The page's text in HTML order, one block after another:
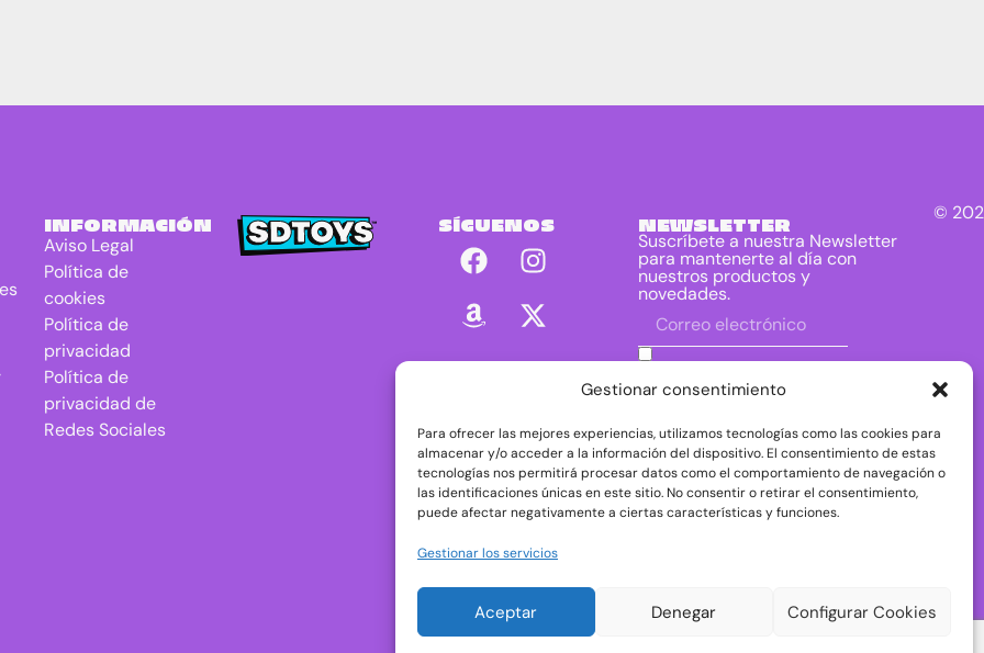
Gestionar consentimiento
Para ofrecer las mejores experiencias, utilizamos tecnologías como las cookies para
almacenar y/o acceder a la información del dispositivo. El consentimiento de estas
tecnologías nos permitirá procesar datos como el comportamiento de navegación o
las identificaciones únicas en este sitio. No consentir o retirar el consentimiento,
puede afectar negativamente a ciertas características y funciones.
Gestionar los servicios
Aceptar Denegar Configurar Cookies
INFORMACIÓN
Aviso Legal
Política de
cookies
Política de
privacidad
Política de
privacidad de
Redes Sociales
SÍGUENOS NEWSLETTER
Suscríbete a nuestra Newsletter
para mantenerte al día con
nuestros productos y
novedades.
contenidas en la política de privacidad
sobre el tratamiento de mis datos para
DIRAC DIST, S.L. como responsable del
tratamiento tratará tus datos con la finalidad de
dar respuesta a tu consulta o petición. Puedes
acceder, rectificar y suprimir tus datos, así como
ejercer otros derechos consultando la
información adicional y detallada sobre
©